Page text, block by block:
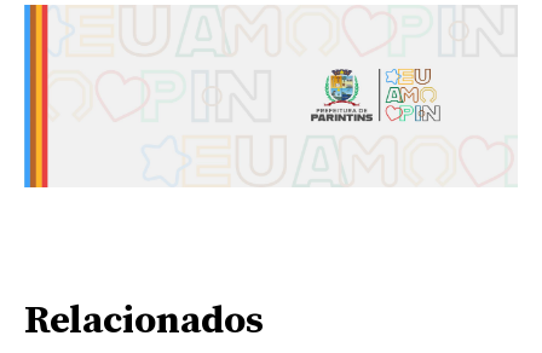
Relacionados